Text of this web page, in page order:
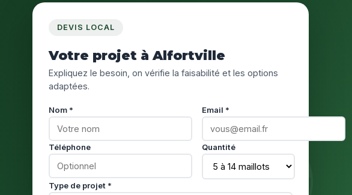
DEVIS LOCAL
Votre projet à Alfortville
Expliquez le besoin, on vérifie la faisabilité et les options
adaptées.
Nom * Email *
Téléphone Quantité
Type de projet *